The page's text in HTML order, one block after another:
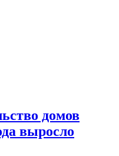
домов
выросло